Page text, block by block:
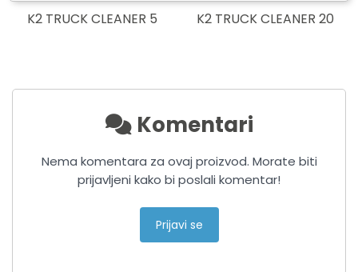
K2 TRUCK CLEANER 5 K2 TRUCK CLEANER 20
Komentari
Nema komentara za ovaj proizvod. Morate biti
prijavljeni kako bi poslali komentar!
Prijavi se